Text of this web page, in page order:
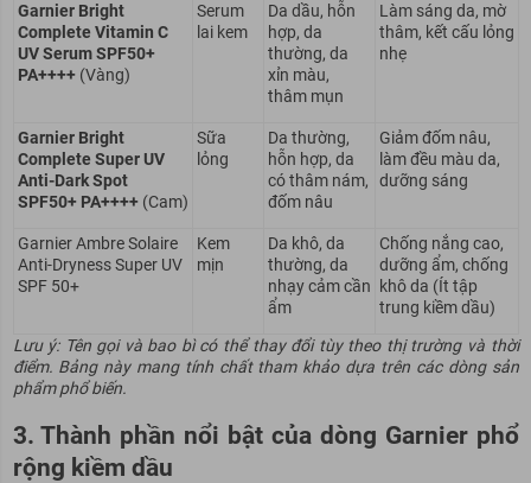
Garnier Bright
Complete Vitamin C
UV Serum SPF50+
PA++++(Vàng)
Serum
lai kem
Da dầu, hỗn
hợp, da
thường, da
xỉn màu,
thâm mụn
Làm sáng da, mờ
thâm, kết cấu lỏng
nhẹ
Garnier Bright
Complete Super UV
Anti-Dark Spot
SPF50+ PA++++(Cam)
Sữa
lỏng
Da thường,
hỗn hợp, da
có thâm nám,
đốm nâu
Giảm đốm nâu,
làm đều màu da,
dưỡng sáng
Garnier Ambre Solaire
Anti-Dryness Super UV
SPF 50+
Kem
mịn
Da khô, da
thường, da
nhạy cảm cần
ẩm
Chống nắng cao,
dưỡng ẩm, chống
khô da (Ít tập
trung kiềm dầu)
Lưu ý: Tên gọi và bao bì có thể thay đổi tùy theo thị trường và thời
điểm. Bảng này mang tính chất tham khảo dựa trên các dòng sản
phẩm phổ biến.
3. Thành phần nổi bật của dòng Garnier phổ
rộng kiềm dầu